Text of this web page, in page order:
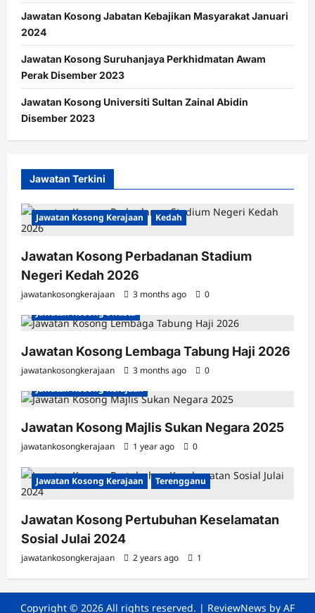
Jawatan Kosong Jabatan Kebajikan Masyarakat Januari
2024
Jawatan Kosong Suruhanjaya Perkhidmatan Awam
Perak Disember 2023
Jawatan Kosong Universiti Sultan Zainal Abidin
Disember 2023
Jawatan Terkini
Jawatan Kosong Kerajaan Kedah
Jawatan Kosong Perbadanan Stadium
Negeri Kedah 2026
jawatankosongkerajaan 3 months ago
0
Jawatan Kosong Swasta
Jawatan Kosong Lembaga Tabung Haji 2026
jawatankosongkerajaan 3 months ago
0
Jawatan Kosong Kerajaan
Jawatan Kosong Majlis Sukan Negara 2025
jawatankosongkerajaan 1 year ago 0
Jawatan Kosong Kerajaan Terengganu
Jawatan Kosong Pertubuhan Keselamatan
Sosial Julai 2024
jawatankosongkerajaan 2 years ago 1
Copyright © 2026 All rights reserved. | ReviewNews by AF